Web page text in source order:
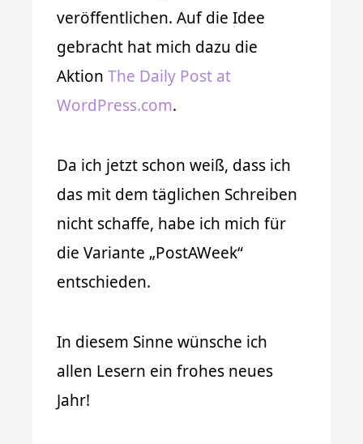
veröffentlichen. Auf die Idee
gebracht hat mich dazu die
Aktion The Daily Post at
WordPress.com.
Da ich jetzt schon weiß, dass ich
das mit dem täglichen Schreiben
nicht schaffe, habe ich mich für
die Variante „PostAWeek“
entschieden.
In diesem Sinne wünsche ich
allen Lesern ein frohes neues
Jahr!